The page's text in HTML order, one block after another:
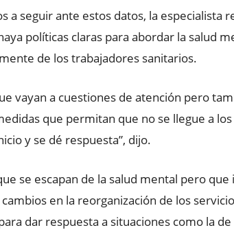
a seguir ante estos datos, la especialista
políticas claras para abordar la salud
de los trabajadores sanitarios.
vayan a cuestiones de atención pero
que permitan que no se llegue a
y se dé respuesta”, dijo.
se escapan de la salud mental pero
en la reorganización de los
dar respuesta a situaciones como la